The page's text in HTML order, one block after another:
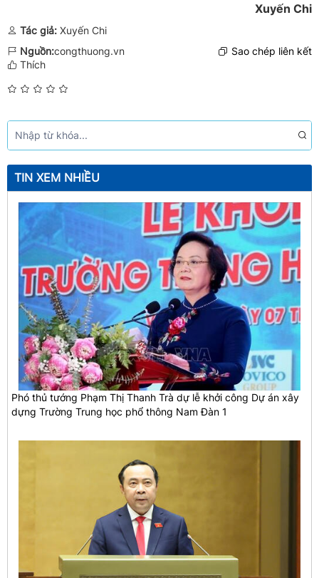
Xuyến Chi
Tác giả: Xuyến Chi
Nguồn:congthuong.vn
Sao chép liên kết
Thích
TIN XEM NHIỀU
Phó thủ tướng Phạm Thị Thanh Trà dự lễ khởi công Dự án xây
dựng Trường Trung học phổ thông Nam Đàn 1